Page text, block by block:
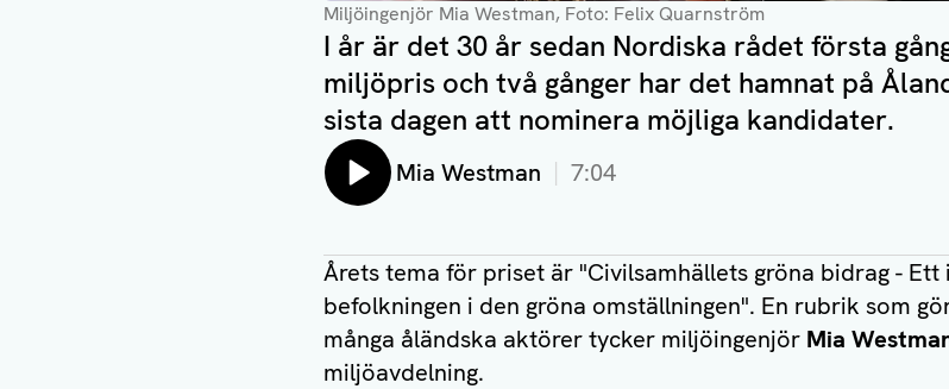
Miljöingenjör Mia Westman, Foto: Felix Quarnström
I år är det 30 år sedan Nordiska rådet första
miljöpris och två gånger har det hamnat på
sista dagen att nominera möjliga kandidater.
Lyssna på:
Mia Westman 7:04
Årets tema för priset är "Civilsamhällets gröna bidrag -
befolkningen i den gröna omställningen". En rubrik som
många åländska aktörer tycker miljöingenjör Mia
miljöavdelning.